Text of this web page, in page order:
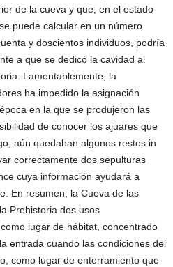
de la cueva y que, en el estado
puede calcular en un número
y doscientos individuos, podría
a que se dedicó la cavidad al
Lamentablemente, la
ha impedido la asignación
en la que se produjeron las
de conocer los ajuares que
aún quedaban algunos restos in
correctamente dos sepulturas
cuya información ayudará a
En resumen, la Cueva de las
Prehistoria dos usos
lugar de hábitat, concentrado
entrada cuando las condiciones del
como lugar de enterramiento que